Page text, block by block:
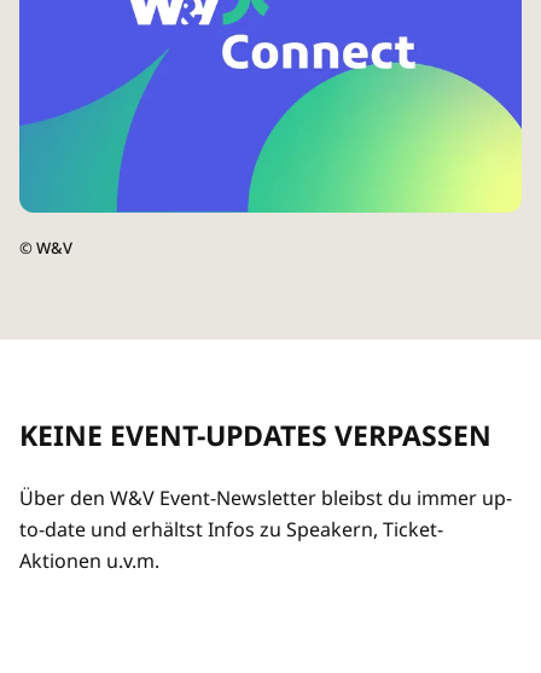
©W&V
KEINE EVENT-UPDATES VERPASSEN
Über den W&V Event-Newsletter bleibst du immer up-
to-date und erhältst Infos zu Speakern, Ticket-
Aktionen u.v.m.